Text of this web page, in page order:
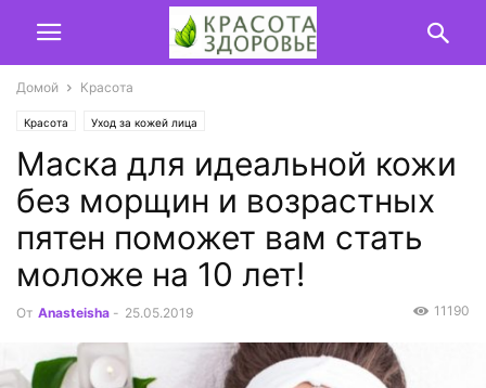
Домой Красота
Красота Уход за кожей лица
Маска для идеальной кожи
без морщин и возрастных
пятен поможет вам стать
моложе на 10 лет!
От Anasteisha - 25.05.2019 11190